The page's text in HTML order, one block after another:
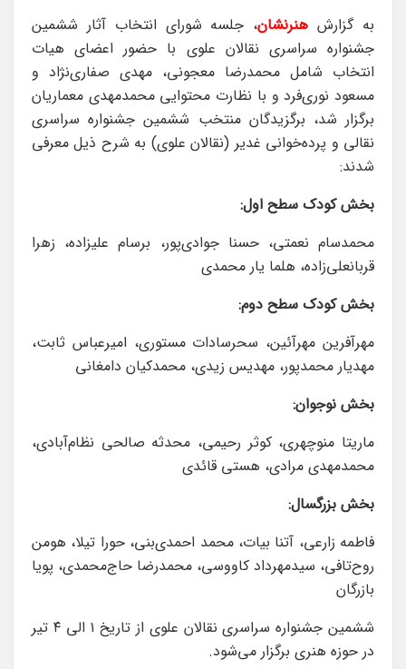
به گزارش هنرنشان، جلسه شورای انتخاب آثار ششمین
جشنواره سراسری نقالان علوی با حضور اعضای هیات
انتخاب شامل محمدرضا معجونی، مهدی صفاری‌نژاد و
مسعود نوری‌فرد و با نظارت محتوایی محمدمهدی معماریان
برگزار شد، برگزیدگان منتخب ششمین جشنواره سراسری
نقالی و پرده‌خوانی غدیر (نقالان علوی) به شرح ذیل معرفی
شدند:
بخش کودک سطح اول:
محمدسام نعمتی، حسنا جوادی‌پور، برسام علیزاده، زهرا
قربانعلی‌زاده، هلما یار محمدی
بخش کودک سطح دوم:
مهرآفرین مهرآئین، سحرسادات مستوری، امیرعباس ثابت،
مهدیار محمدپور، مهدیس زیدی، محمدکیان دامغانی
بخش نوجوان:
ماریتا منوچهری، کوثر رحیمی، محدثه صالحی نظام‌آبادی،
محمدمهدی مرادی، هستی قائدی
بخش بزرگسال:
فاطمه زارعی، آتنا بیات، محمد احمدی‌بنی، حورا تیلا، هومن
روح‌تافی، سیدمهرداد کاووسی، محمدرضا حاج‌محمدی، پویا
بازرگان
ششمین جشنواره سراسری نقالان علوی از تاریخ ۱ الی ۴ تیر
در حوزه هنری برگزار می‌شود.